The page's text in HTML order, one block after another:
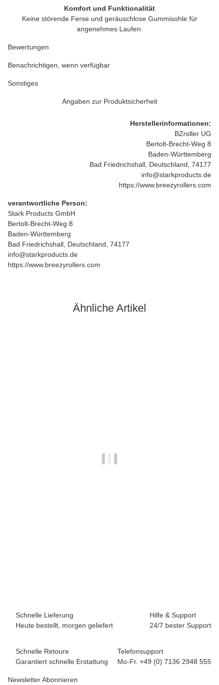
Komfort und Funktionalität
Keine störende Ferse und geräuschlose Gummisohle für
angenehmes Laufen.
Bewertungen
Benachrichtigen, wenn verfügbar
Sonstiges
Angaben zur Produktsicherheit
Herstellerinformationen:
BZroller UG
Bertolt-Brecht-Weg 8
Baden-Württemberg
Bad Friedrichshall, Deutschland, 74177
info@starkproducts.de
https://www.breezyrollers.com
verantwortliche Person:
Stark Products GmbH
Bertolt-Brecht-Weg 8
Baden-Württemberg
Bad Friedrichshall, Deutschland, 74177
info@starkproducts.de
https://www.breezyrollers.com
Ähnliche Artikel
Schnelle Lieferung
Heute bestellt, morgen geliefert
Hilfe & Support
24/7 bester Support
Schnelle Retoure
Garantiert schnelle Erstattung
Telefonsupport
Mo-Fr. +49 (0) 7136 2948 555
Newsletter Abonnieren